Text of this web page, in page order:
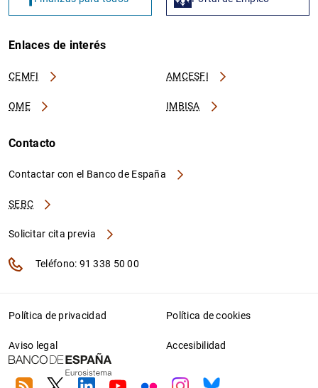
Enlaces de interés
CEMFI AMCESFI
OME IMBISA
Contacto
Contactar con el Banco de España
SEBC
Solicitar cita previa
Teléfono: 91 338 50 00
Política de privacidad Política de cookies
Aviso legal Accesibilidad